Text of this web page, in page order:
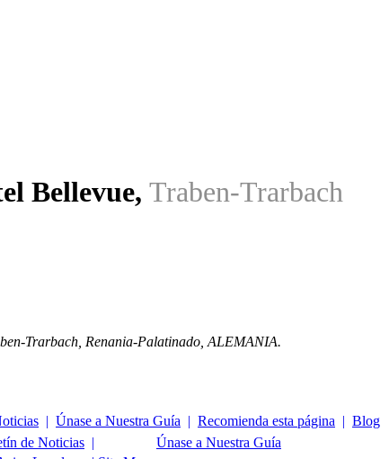
Bellevue, Traben-Trarbach
Trarbach, Renania-Palatinado ALEMANIA.
| Únase a Nuestra Guía | Recomienda esta página | Blog
de Noticias |
Únase a Nuestra Guía